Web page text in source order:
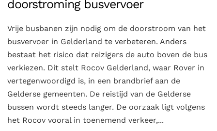
doorstroming busvervoer
Vrije busbanen zijn nodig om de doorstroom van het
busvervoer in Gelderland te verbeteren. Anders
bestaat het risico dat reizigers de auto boven de bus
verkiezen. Dit stelt Rocov Gelderland, waar Rover in
vertegenwoordigd is, in een brandbrief aan de
Gelderse gemeenten. De reistijd van de Gelderse
bussen wordt steeds langer. De oorzaak ligt volgens
het Rocov vooral in toenemend verkeer,...